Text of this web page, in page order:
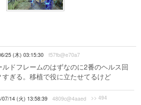
25 (木) 03:15:30 f57fb@e70a7
ドフレームのはずなのに2番のヘルス回
ぎる。移植で役に立たせてるけど
07/14 (火) 13:58:39 4809c@4aaed >> 494